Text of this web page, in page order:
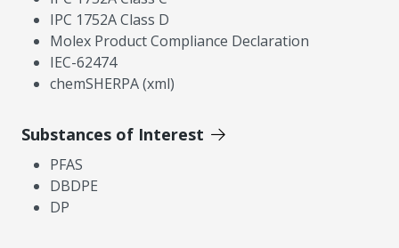
IPC 1752A Class D
Molex Product Compliance Declaration
IEC-62474
chemSHERPA (xml)
Substances of Interest
PFAS
DBDPE
DP